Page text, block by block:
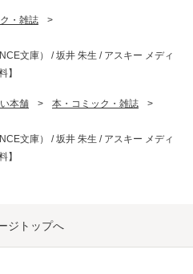
・雑誌
>
文庫） / 坂井 朱生 / アスキー メディ
】
本舗 > 本・コミック・雑誌
>
文庫） / 坂井 朱生 / アスキー メディ
】
ジトップへ